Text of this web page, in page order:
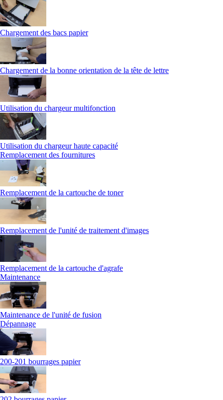
Chargement des bacs papier
Chargement de la bonne orientation de la tête de lettre
Utilisation du chargeur multifonction
Utilisation du chargeur haute capacité
Remplacement des fournitures
Remplacement de la cartouche de toner
Remplacement de l'unité de traitement d'images
Remplacement de la cartouche d'agrafe
Maintenance
Maintenance de l'unité de fusion
Dépannage
200-201 bourrages papier